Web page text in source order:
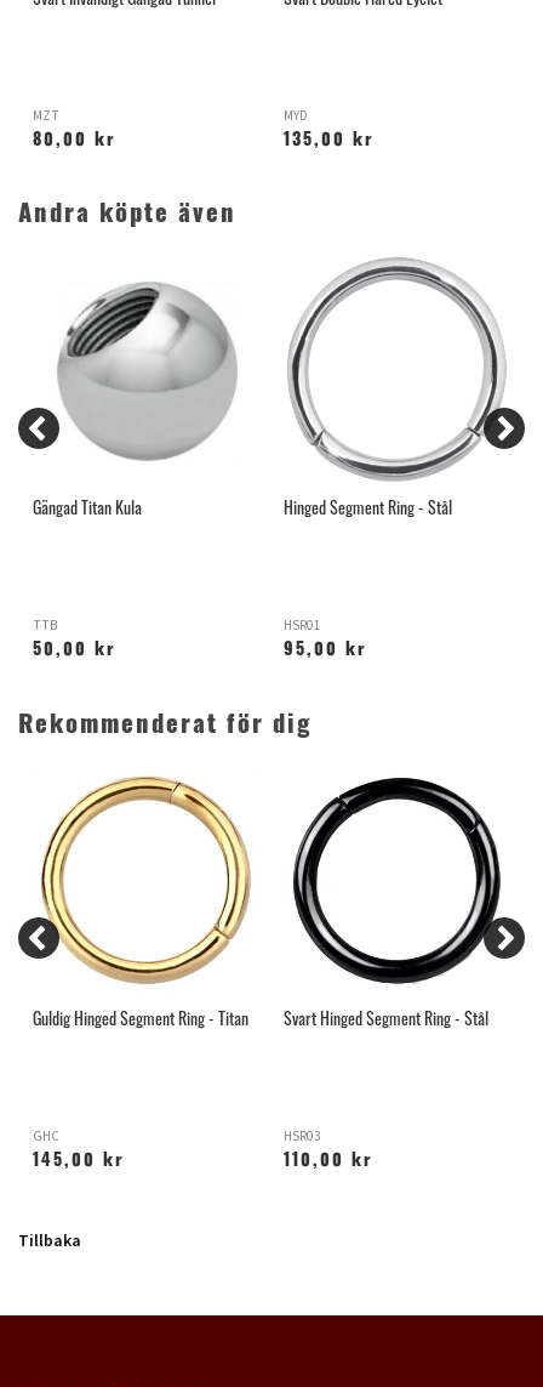
MZT
80,00 kr
MYD
135,00 kr
Andra köpte även
Gängad Titan Kula
TTB
50,00 kr
Hinged Segment Ring - Stål
HSR01
95,00 kr
Rekommenderat för dig
Guldig Hinged Segment Ring - Titan
GHC
145,00 kr
Svart Hinged Segment Ring - Stål
HSR03
110,00 kr
Tillbaka